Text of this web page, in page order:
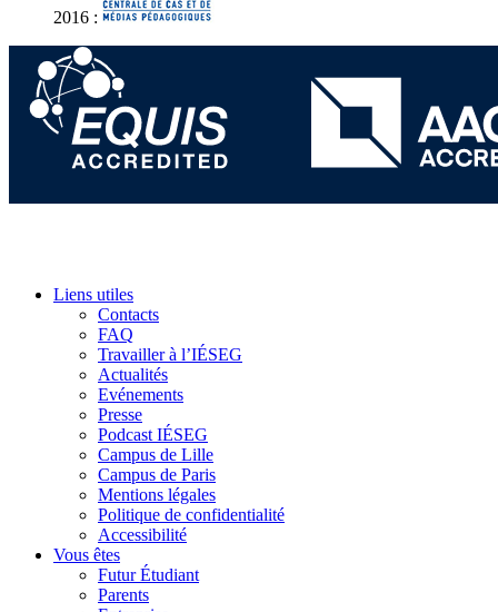
2016 :
Liens utiles
Contacts
FAQ
Travailler à l’IÉSEG
Actualités
Evénements
Presse
Podcast IÉSEG
Campus de Lille
Campus de Paris
Mentions légales
Politique de confidentialité
Accessibilité
Vous êtes
Futur Étudiant
Parents